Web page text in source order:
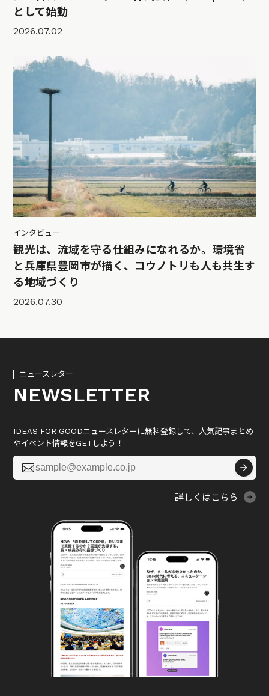
として始動
2026.07.02
インタビュー
観光は、流域を守る仕組みになれるか。環境省
と兵庫県豊岡市が描く、コウノトリも人も共生す
る地域づくり
2026.07.30
ニュースレター
NEWSLETTER
IDEAS FOR GOODニュースレターに無料登録して、人気記事まとめ
やイベント情報をGETしよう！

詳しくはこちら